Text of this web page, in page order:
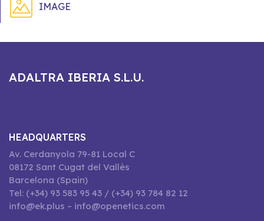
IMAGE
ADALTRA IBERIA S.L.U.
HEADQUARTERS
Av. Cerdanyola 79-81 Local C
08172 Sant Cugat del Vallès
Barcelona (Spain)
Tel: (+34) 93 583 95 43 / (+34) 93 784 82 12
info@ek.plus – info@openetics.com